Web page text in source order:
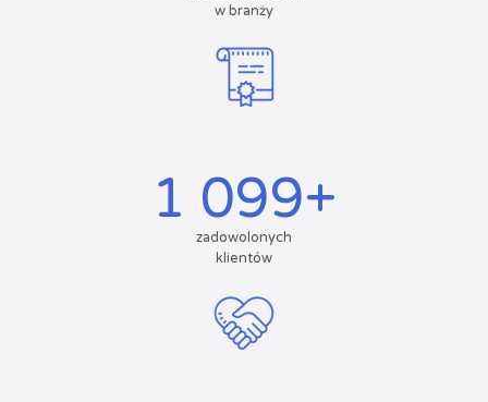
w branży
1 100+
zadowolonych
klientów